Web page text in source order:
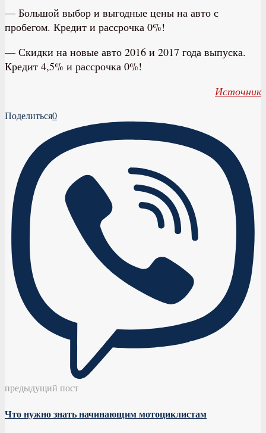
— Большой выбор и выгодные цены на авто с
пробегом. Кредит и рассрочка 0%!
— Скидки на новые авто 2016 и 2017 года выпуска.
Кредит 4,5% и рассрочка 0%!
Источник
Поделиться0
предыдущий пост
Что нужно знать начинающим мотоциклистам